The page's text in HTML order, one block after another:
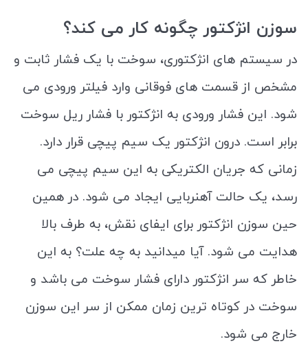
سوزن انژکتورچگونه کار می کند؟
در سیستم های انژکتوری، سوخت با یک فشار ثابت و
مشخص از قسمت های فوقانی وارد فیلتر ورودی می
شود. این فشار ورودی به انژکتور با فشار ریل سوخت
برابر است. درون انژکتور یک سیم پیچی قرار دارد.
زمانی که جریان الکتریکی به این سیم پیچی می
رسد، یک حالت آهنربایی ایجاد می شود. در همین
حین سوزن انژکتور برای ایفای نقش، به طرف بالا
هدایت می شود. آیا میدانید به چه علت؟ به این
خاطر که سر انژکتور دارای فشار سوخت می باشد و
سوخت در کوتاه ترین زمان ممکن از سر این سوزن
خارج می شود.